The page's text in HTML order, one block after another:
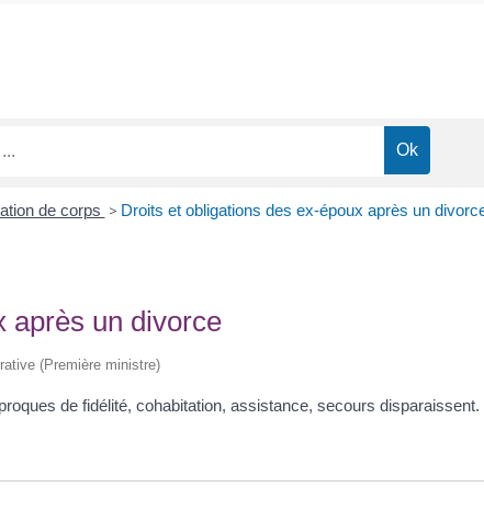
de corps > Droits et obligations des ex-époux après un
après un divorce
(Première ministre)
de fidélité, cohabitation, assistance, secours